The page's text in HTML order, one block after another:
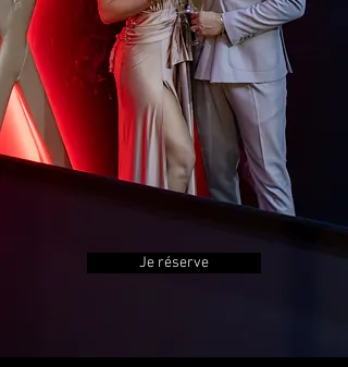
à led, d’un lit King-size (180x200 cm) et d’une
TV 165cm. La suite Black Luxury offre de
beaux jeux de lumières, créant une intimité
sensuelle afin de favoriser une nuit magique à
deux. La suite est également dotée d'une
terrasse privée sur laquelle vous apprécierez
déguster un apéritif ou votre petit-déjeuner.
Je réserve